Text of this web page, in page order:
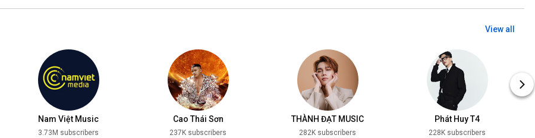
View all
Nam Việt Music
3.73M subscribers
Cao Thái Sơn
237K subscribers
THÀNH ĐẠT MUSIC
282K subscribers
Phát Huy T4
228K subscribers